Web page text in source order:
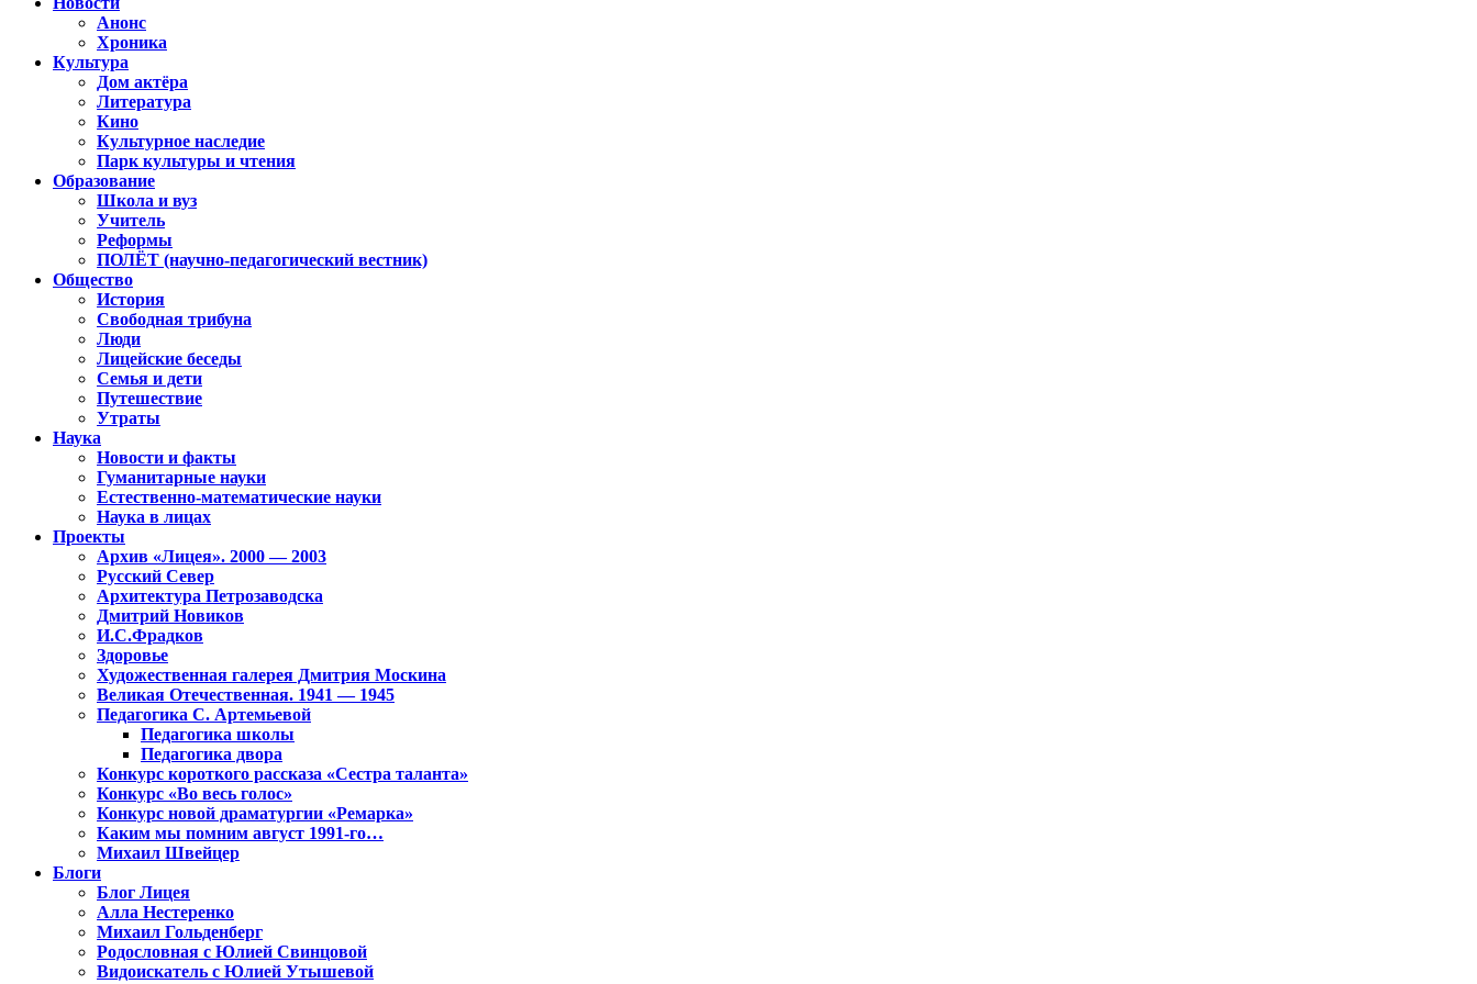
Анонс
Хроника
Культура
Дом актёра
Литература
Кино
Культурное наследие
Парк культуры и чтения
Образование
Школа и вуз
Учитель
Реформы
ПОЛЁТ (научно-педагогический вестник)
Общество
История
Свободная трибуна
Люди
Лицейские беседы
Семья и дети
Путешествие
Утраты
Наука
Новости и факты
Гуманитарные науки
Естественно-математические науки
Наука в лицах
Проекты
Архив «Лицея». 2000 — 2003
Русский Север
Архитектура Петрозаводска
Дмитрий Новиков
И.С.Фрадков
Здоровье
Художественная галерея Дмитрия Москина
Великая Отечественная. 1941 — 1945
Педагогика С. Артемьевой
Педагогика школы
Педагогика двора
Конкурс короткого рассказа «Сестра таланта»
Конкурс «Во весь голос»
Конкурс новой драматургии «Ремарка»
Каким мы помним август 1991-го…
Михаил Швейцер
Блоги
Блог Лицея
Алла Нестеренко
Михаил Гольденберг
Родословная с Юлией Свинцовой
Видоискатель с Юлией Утышевой